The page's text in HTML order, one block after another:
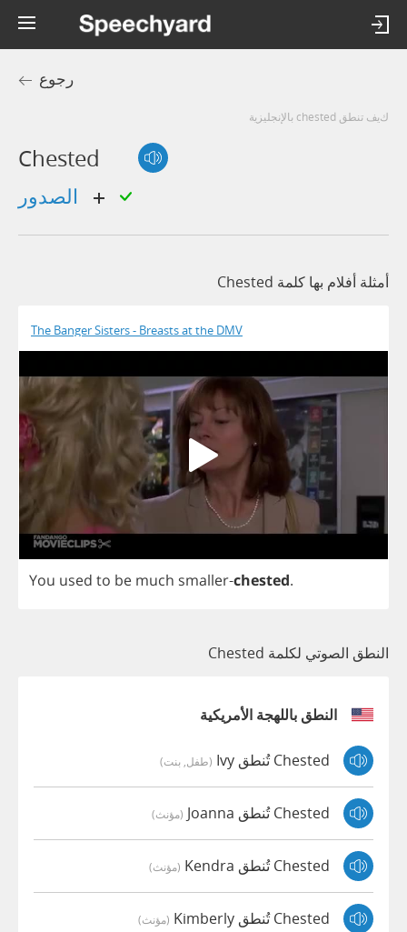
رجوع
كيف تنطق chested بالإنجليزية
Chested
أمثلة أفلام بها كلمة Chested
The Banger Sisters - Breasts at the DMV
You used to be much smaller-chested.
النطق الصوتي لكلمة Chested
النطق باللهجة الأمريكية
Chested تُنطق Ivy (طفل, بنت)
Chested تُنطق Joanna (مؤنث)
Chested تُنطق Kendra (مؤنث)
Chested تُنطق Kimberly (مؤنث)